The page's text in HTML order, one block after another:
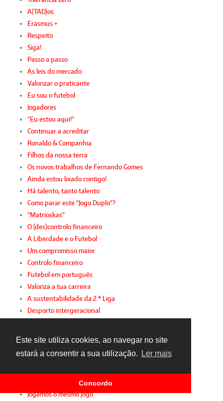
Este site utiliza cookies, ao navegar no site
estará a consentir a sua utilização.
Ler mais
Concordo
A(TAD)os
Erasmus +
Respeito
Siga!
Passo a passo
As leis do mercado
Valorizar o praticante
Eu sou o futebol
Jogadores
"Eu estou aqui!"
Continuar a acreditar
Ronaldo & Companhia
Filhos da nossa terra
Os novos trabalhos de Fernando Gomes
Ainda estou lixado contigo!
Há talento, tanto talento
Como parar este "Jogo Duplo"?
"Matrioskas"
O (des)controlo financeiro
A Liberdade e o Futebol
Um compromisso maior
Controlo financeiro
Futebol em português
Valoriza a tua carreira
A sustentabilidade da 2.ª Liga
Desporto intergeracional
Sporting diz presente!
Futebol amador com apoio
Jogamos o mesmo jogo